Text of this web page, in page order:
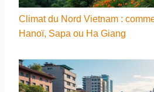
Climat du Nord Vietnam :
Hanoï, Sapa ou Ha Giang